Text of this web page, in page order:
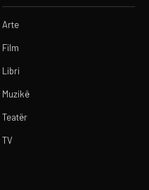
Arte
Film
Libri
Muzikë
Teatër
TV